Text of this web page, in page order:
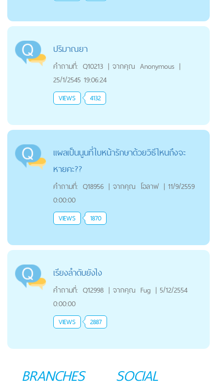
ปริมาณยา
คำถามที่: Q10213 | จากคุณ Anonymous |
25/1/2545 19:06:24
VIEWS 4132
แผลเป็นนูนที่ใบหน้ารักษาด้วยวิธีไหนถึงจะ
หายคะ??
คำถามที่: Q18956 | จากคุณ โอลาฟ | 11/9/2559
0:00:00
VIEWS 1870
เรียงลำดับยังไง
คำถามที่: Q12998 | จากคุณ Fug | 5/12/2554
0:00:00
VIEWS 2887
BRANCHES
SOCIAL